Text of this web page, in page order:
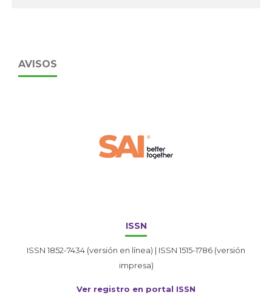
AVISOS
ISSN
ISSN 1852-7434 (versión en línea) | ISSN 1515-1786 (versión
impresa)
Ver registro en portal ISSN